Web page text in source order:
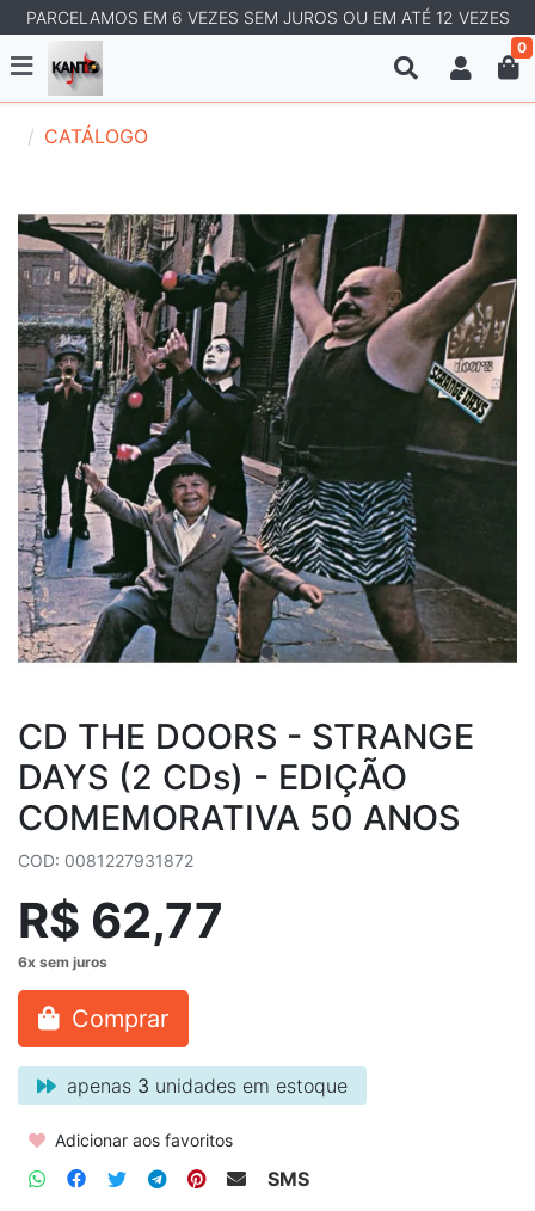
PARCELAMOS EM 6 VEZES SEM JUROS OU EM ATÉ 12 VEZES
0
CATÁLOGO
CD THE DOORS - STRANGE
DAYS (2 CDs) - EDIÇÃO
COMEMORATIVA 50 ANOS
COD: 0081227931872
R$ 62,77
Comprar
apenas 3 unidades em estoque
Adicionar aos favoritos
SMS